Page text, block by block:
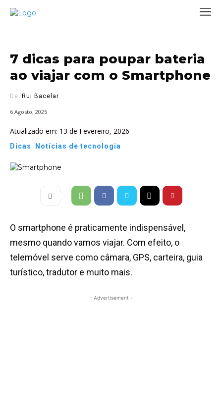
7 dicas para poupar bateria
ao viajar com o Smartphone
De: Rui Bacelar
6 Agosto, 2025
Atualizado em: 13 de Fevereiro, 2026
Dicas Notícias de tecnologia
O smartphone é praticamente indispensável,
mesmo quando vamos viajar. Com efeito, o
telemóvel serve como câmara, GPS, carteira, guia
turístico, tradutor e muito mais.
- Advertisement -